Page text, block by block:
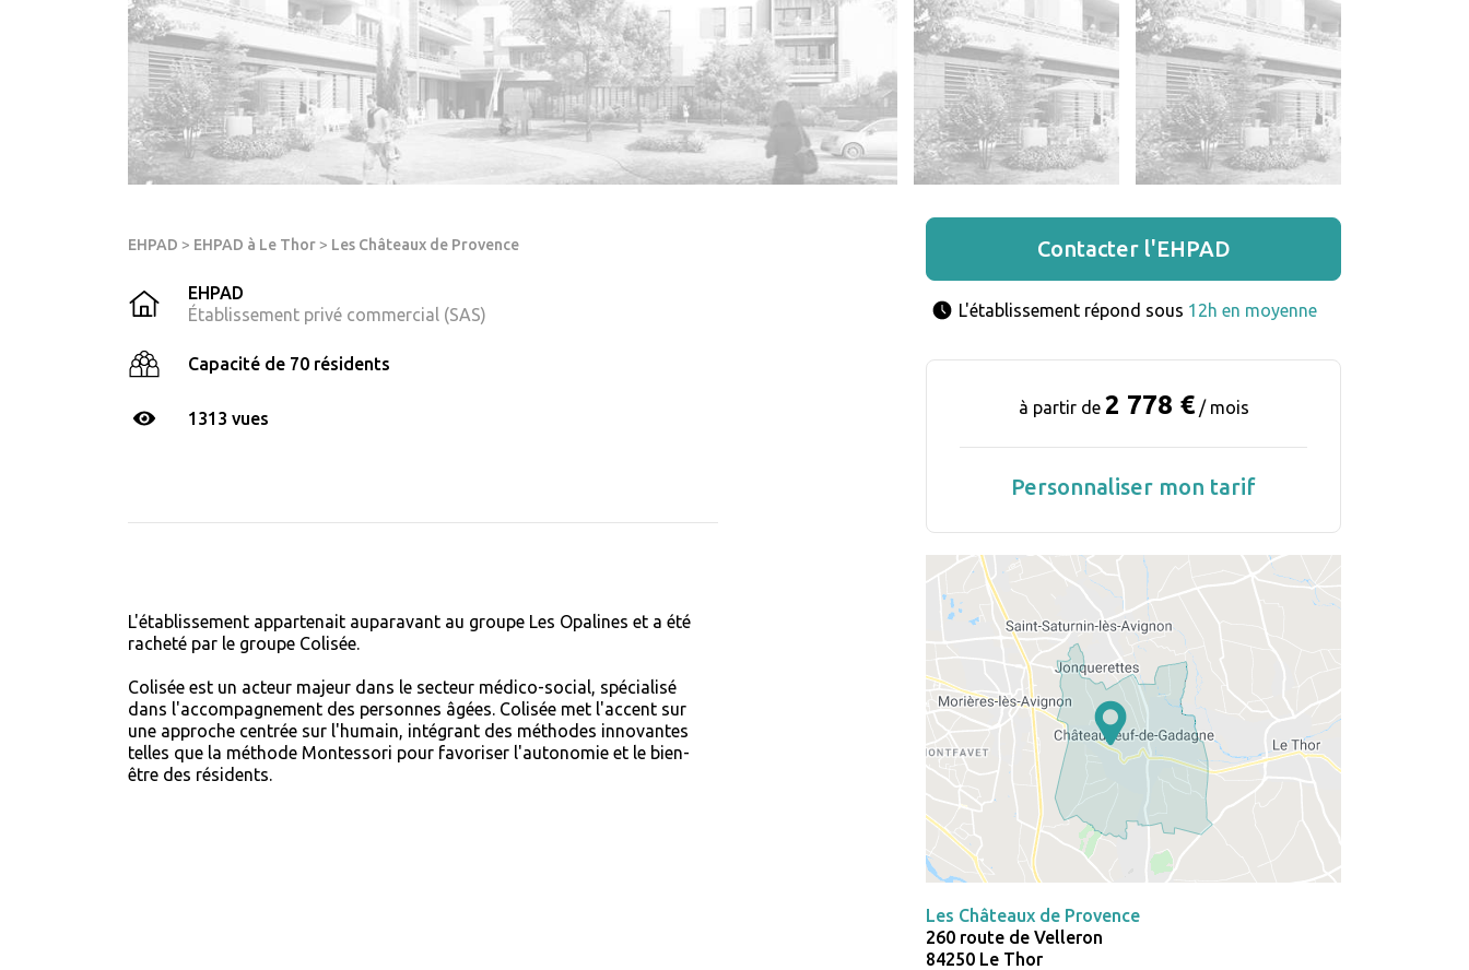
EHPAD > EHPAD à Le Thor > Les Châteaux de Provence
EHPAD
Établissement privé commercial (SAS)
Capacité de 70 résidents
1313 vues
L'établissement appartenait auparavant au groupe Les Opalines et a été
racheté par le groupe Colisée.
Colisée est un acteur majeur dans le secteur médico-social, spécialisé
dans l'accompagnement des personnes âgées. Colisée met l'accent sur
une approche centrée sur l'humain, intégrant des méthodes innovantes
telles que la méthode Montessori pour favoriser l'autonomie et le bien-
être des résidents.
Contacter l'EHPAD
L'établissement répond sous 12h en moyenne
à partir de 2 778 €/ mois
Personnaliser mon tarif
Les Châteaux de Provence
260 route de Velleron
84250 Le Thor